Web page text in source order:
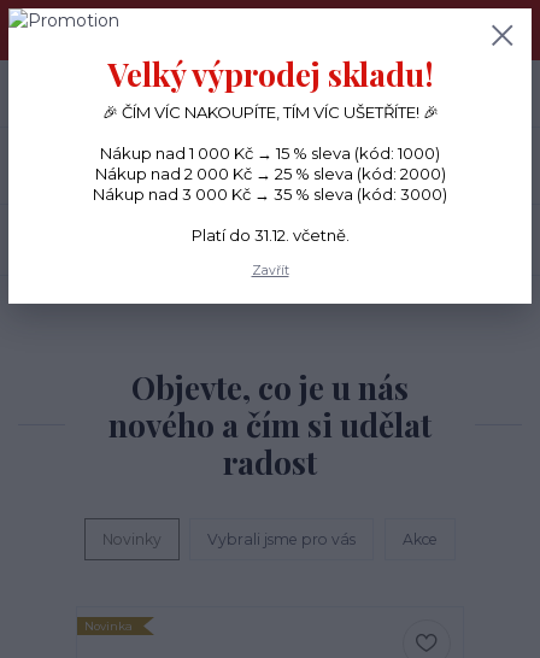
PŘÁNÍČKA a PAPÍROVÉ DÁRKY odesílám každý den, KREATIVNÍ
Menu
CZK
+420 734 380 930
(Po-Ne, 8-20 hod.)
Objevte, co je u nás
nového a čím si udělat
radost
Novinky Vybrali jsme pro vás Akce
Novinka
Velký výprodej skladu!
🎉 ČÍM VÍC NAKOUPÍTE, TÍM VÍC UŠETŘÍTE! 🎉
Nákup nad 1 000 Kč → 15 % sleva (kód: 1000)
Nákup nad 2 000 Kč → 25 % sleva (kód: 2000)
Nákup nad 3 000 Kč → 35 % sleva (kód: 3000)
Platí do 31.12. včetně.
Zavřít